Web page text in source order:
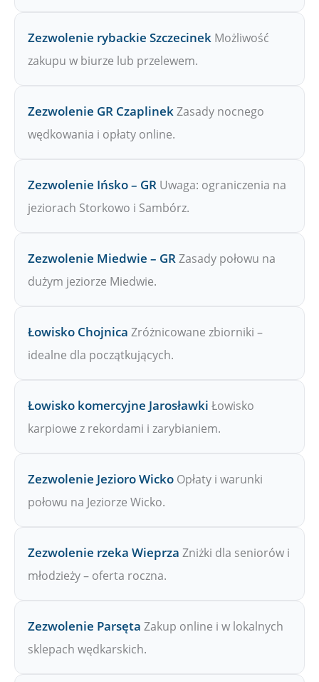
Zezwolenie rybackie Szczecinek Możliwość
zakupu w biurze lub przelewem.
Zezwolenie GR CzaplinekZasady nocnego
wędkowania i opłaty online.
Zezwolenie Ińsko – GR Uwaga: ograniczenia na
jeziorach Storkowo i Sambórz.
Zezwolenie Miedwie – GRZasady połowu na
dużym jeziorze Miedwie.
Łowisko Chojnica Zróżnicowane zbiorniki –
idealne dla początkujących.
Łowisko komercyjne Jarosławki Łowisko
karpiowe z rekordami i zarybianiem.
Zezwolenie Jezioro Wicko Opłaty i warunki
połowu na Jeziorze Wicko.
Zezwolenie rzeka Wieprza Zniżki dla seniorów i
młodzieży – oferta roczna.
Zezwolenie Parsęta Zakup online i w lokalnych
sklepach wędkarskich.